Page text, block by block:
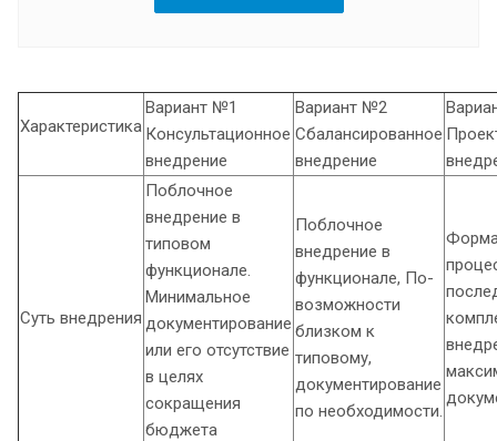
Характеристика
Вариант №1
Консультационное
внедрение
Вариант №2
Сбалансированное
внедрение
Суть внедрения
Поблочное
внедрение в
типовом
функционале.
Минимальное
документирование
или его отсутствие
в целях
сокращения
бюджета
Поблочное
внедрение в
функционале, По-
возможности
близком к
типовому,
документирование
по необходимости.